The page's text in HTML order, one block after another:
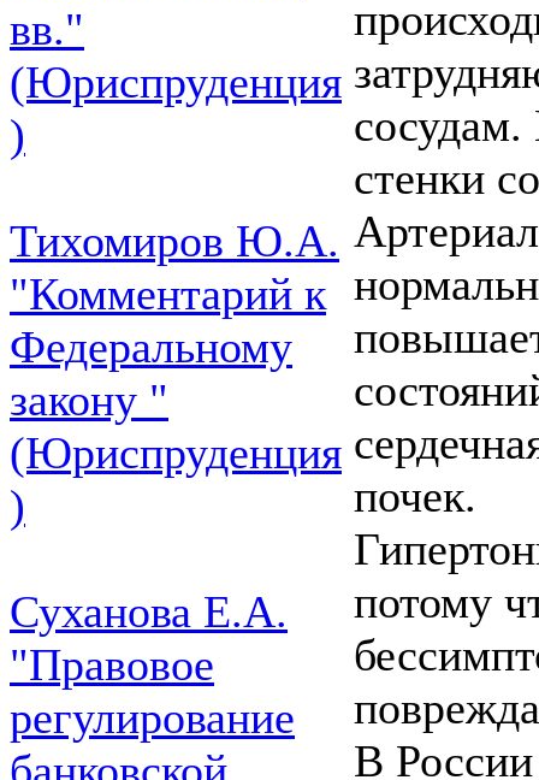
вв."
(Юриспруденция
)
Тихомиров Ю.А.
"Комментарий к
Федеральному
закону "
(Юриспруденция
)
Суханова Е.А.
"Правовое
регулирование
сосудам.
стенки
почек.
потому
В